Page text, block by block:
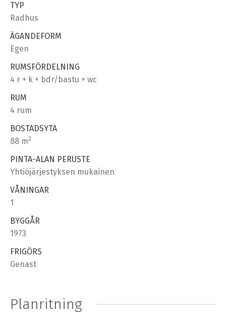
TYP
Radhus
ÄGANDEFORM
Egen
RUMSFÖRDELNING
4 r + k + bdr/bastu + wc
RUM
4 rum
BOSTADSYTA
88 m2
PINTA-ALAN PERUSTE
Yhtiöjärjestyksen mukainen
VÅNINGAR
1
BYGGÅR
1973
FRIGÖRS
Genast
Planritning